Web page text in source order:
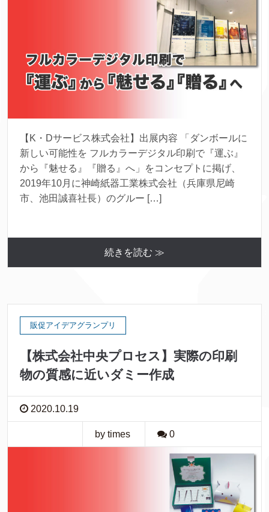
【K・Dサービス株式会社】出展内容 「ダンボールに
新しい可能性を フルカラーデジタル印刷で『運ぶ』
から『魅せる』『贈る』へ」をコンセプトに掲げ、
2019年10月に神崎紙器工業株式会社（兵庫県尼崎
市、池田誠喜社長）のグルー […]
続きを読む ≫
販促アイデアグランプリ
【株式会社中央プロセス】実際の印刷
物の質感に近いダミー作成
2020.10.19
by times 0